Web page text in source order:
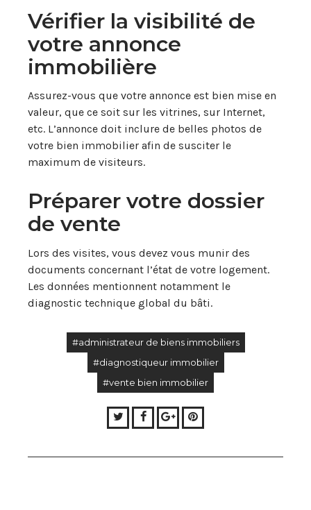
Vérifier la visibilité de
votre annonce
immobilière
Assurez-vous que votre annonce est bien mise en
valeur, que ce soit sur les vitrines, sur Internet,
etc. L’annonce doit inclure de belles photos de
votre bien immobilier afin de susciter le
maximum de visiteurs.
Préparer votre dossier
de vente
Lors des visites, vous devez vous munir des
documents concernant l’état de votre logement.
Les données mentionnent notamment le
diagnostic technique global du bâti.
#administrateur de biens immobiliers
#diagnostiqueur immobilier
#vente bien immobilier
TwitterFacebook
Google+Pinterest